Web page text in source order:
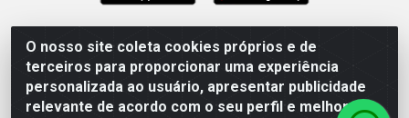
O nosso site coleta cookies próprios e de
terceiros para proporcionar uma experiência
personalizada ao usuário, apresentar publicidade
relevante de acordo com o seu perfil e melhorar a
Polybalas - Rua João Miguel de Souza, 173 Galpão B -
Ernesto Geisel, João Pessoa/PB - CEP 58.075-075 - CNPJ
00.909.327/0002-61